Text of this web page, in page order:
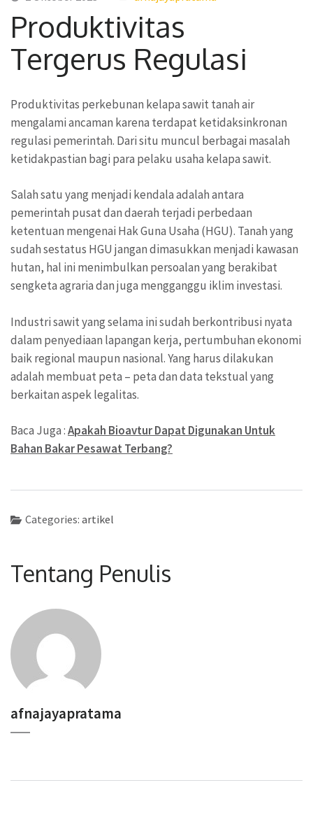
Produktivitas
Tergerus Regulasi
Produktivitas perkebunan kelapa sawit tanah air
mengalami ancaman karena terdapat ketidaksinkronan
regulasi pemerintah. Dari situ muncul berbagai masalah
ketidakpastian bagi para pelaku usaha kelapa sawit.
Salah satu yang menjadi kendala adalah antara
pemerintah pusat dan daerah terjadi perbedaan
ketentuan mengenai Hak Guna Usaha (HGU). Tanah yang
sudah sestatus HGU jangan dimasukkan menjadi kawasan
hutan, hal ini menimbulkan persoalan yang berakibat
sengketa agraria dan juga mengganggu iklim investasi.
Industri sawit yang selama ini sudah berkontribusi nyata
dalam penyediaan lapangan kerja, pertumbuhan ekonomi
baik regional maupun nasional. Yang harus dilakukan
adalah membuat peta – peta dan data tekstual yang
berkaitan aspek legalitas.
Baca Juga :Apakah Bioavtur Dapat Digunakan Untuk
Bahan Bakar Pesawat Terbang?
Categories: artikel
Tentang Penulis
afnajayapratama